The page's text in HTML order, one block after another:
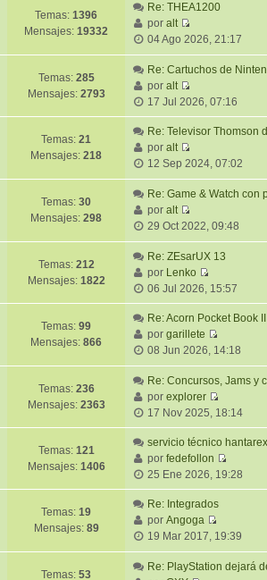
a
en
s
a
e
m
o
m
n
s
a
e
Temas: 1396
Mensajes: 19332
Re: THEA1200
poralt
V
r
l
t
i
o
m
e
s
a
j
e
04 Ago 2026, 21:17
Temas: 285
Mensajes: 2793
Re: Cartuchos de
poralt
V
e
r
l
t
i
o
m
e
n
s
a
j
e
17 Jul 2026, 07:16
Temas: 21
Mensajes: 218
Re: Televisor Thomson
poralt
V
r
l
t
i
m
o
m
e
n
s
a
j
e
12 Sep 2024, 07:02
Temas: 30
Mensajes: 298
Re: Game & Watch con
poralt
V
r
ú
l
t
i
m
o
m
e
n
s
a
j
e
29 Oct 2022, 09:48
Temas: 212
Mensajes: 1822
Re: ZEsarUX 13
por Lenko
V
e
r
ú
t
i
m
o
m
e
n
s
a
j
e
06 Jul 2026, 15:57
Temas: 99
Mensajes: 866
Re: Acorn Pocket Book II
porgarillete
V
r
l
t
i
m
o
m
e
s
a
j
08 Jun 2026, 14:18
Temas: 236
Mensajes: 2363
Re: Concursos, Jams y
porexplorer
V
e
r
ú
l
t
o
m
e
17 Nov 2025, 18:14
Temas: 121
Mensajes: 1406
servicio técnico
porfedefollon
V
e
l
t
i
25 Ene 2026, 19:28
Temas: 19
Mensajes: 89
Re: Integrados
porAngoga
V
r
19 Mar 2017, 19:39
Temas: 53
Re: PlayStation dejará